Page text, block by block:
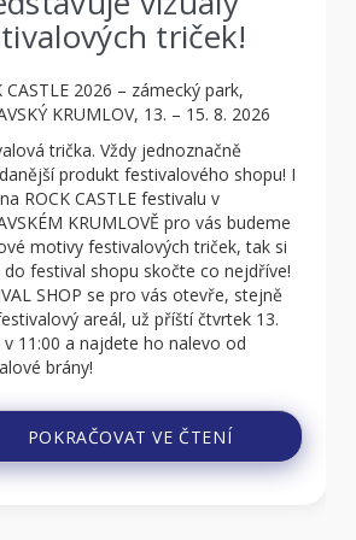
triček!
– zámecký park,
13. – 15. 8. 2026
jednoznačně
festivalového shopu! I
festivalu v
pro vás budeme
triček, tak si
skočte co nejdříve!
pro vás otevře, stejně
už příští čtvrtek 13.
ho nalevo od
páns...
VE ČTENÍ
KRUMLOV
celého
zámeckém
pročetli
kde
které vám